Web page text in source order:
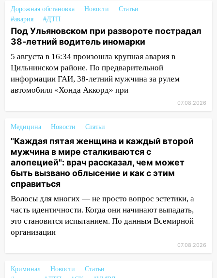
большой фестиваль «Наше время» с
мотофристайлом и концертом
«Мураками»
14:04 Жару смоет ливнями: прогноз
погоды в Ульяновской области на
выходные 8-9 августа
13:30 В Ульяновске транспортные
полицейские проведут акцию «Час
13:20
В Ульяновске за один день
обокрали женщину на пляже и
подростка в сквере
13:01 В Димитровграде мужчина
выбросил из машины страйкбольную
гранату: его задержали
12:34 На Ульяновскую область
надвигается сильнейшая непогода: град
и шквал до 27 м/с
Ульяновец хотел купить иномарку
12:20
В Чердаклинском районе
Дорожная обстановка Новости
Статьи
#авария
#ДТП
Под Ульяновском при развороте пострадал
38-летний водитель иномарки
5 августа в 16:34 произошла крупная авария в
Цильнинском районе. По предварительной
информации ГАИ, 38-летний мужчина за рулем
автомобиля «Хонда Аккорд» при
07.08.2026
Медицина Новости Статьи
"Каждая пятая женщина и каждый второй
мужчина в мире сталкиваются с
алопецией": врач рассказал, чем может
быть вызвано облысение и как с этим
справиться
Волосы для многих — не просто вопрос эстетики, а
часть идентичности. Когда они начинают выпадать,
это становится испытанием. По данным Всемирной
организации
07.08.2026
Криминал Новости
Статьи